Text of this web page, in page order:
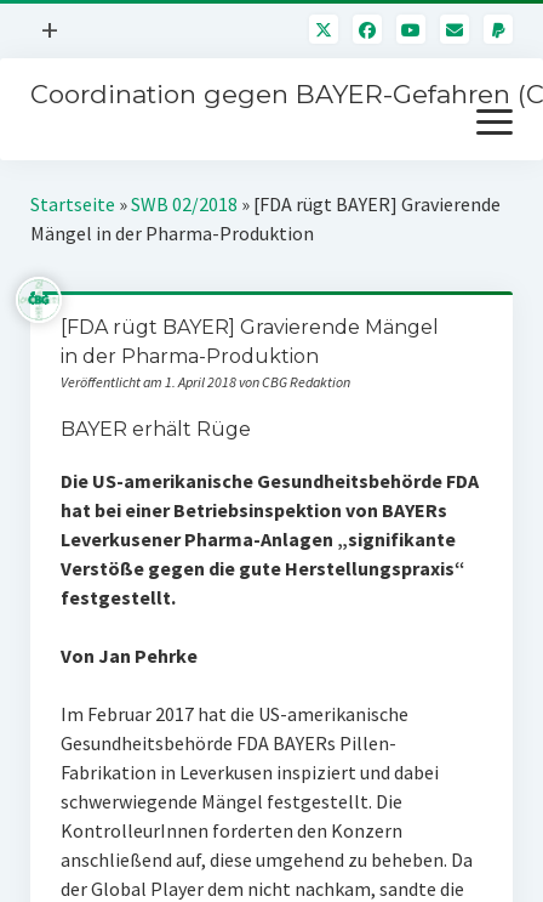
Menü
+
Mitmachen
Über uns
Kontakt
Impressum
Störfälle
Coordination gegen BAYER-Gefahren
Menü
öffnen
Kampagnen
Stichwort BAYER
Jahrestagung
Startseite »SWB 02/2018 » [FDA rügt BAYER] Gravierende
Mängel in der Pharma-Produktion
[FDA rügt BAYER] Gravierende Mängel
in der Pharma-Produktion
Veröffentlicht am 1. April 2018 von CBG Redaktion
BAYER erhält Rüge
Die US-amerikanische Gesundheitsbehörde FDA
hat bei einer Betriebsinspektion von BAYERs
Leverkusener Pharma-Anlagen „signifikante
Verstöße gegen die gute Herstellungspraxis“
festgestellt.
Von Jan Pehrke
Im Februar 2017 hat die US-amerikanische
Gesundheitsbehörde FDA BAYERs Pillen-
Fabrikation in Leverkusen inspiziert und dabei
schwerwiegende Mängel festgestellt. Die
KontrolleurInnen forderten den Konzern
anschließend auf, diese umgehend zu beheben. Da
der Global Player dem nicht nachkam, sandte die